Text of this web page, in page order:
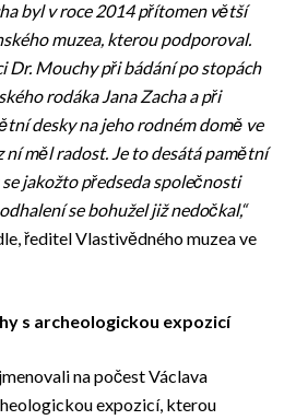
byl v roce 2014 přítomen větší
muzea, kterou podporoval.
Dr. Mouchy při bádání po stopách
rodáka Jana Zacha a při
desky na jeho rodném domě ve
ní měl radost. Je to desátá pamětní
jakožto předseda společnosti
se bohužel již nedočkal,“
ředitel Vlastivědného muzea ve
s archeologickou expozicí
na počest Václava
expozicí, kterou